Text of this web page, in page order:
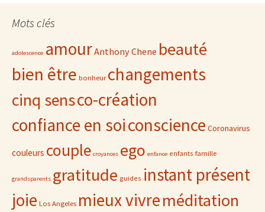
Mots clés
adolescence amourAnthony Chene beauté
bien être bonheur changements
cinq sensco-création
confiance en soiconscience Coronavirus
couleurs couple croyances ego enfance enfants famille
grandsparents gratitude guides instant présent
joie Los Angeles mieux vivreméditation